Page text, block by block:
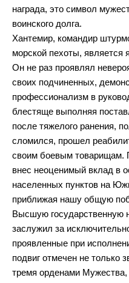
награда, это символ
воинского долга.
Хантемир, командир
морской пехоты, является
Он не раз проявлял
своих подчиненных,
профессионализм в
блестяще выполняя
после тяжелого ранения,
сломился, прошел
своим боевым товарищам.
внес неоценимый вклад в
населенных пунктов на
приближая нашу общую
Высшую государственную
заслужил за
проявленные при
подвиг отмечен не только
тремя орденами